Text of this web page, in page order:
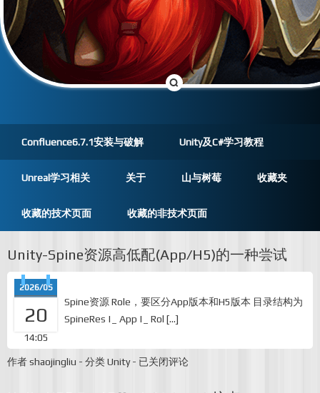
Confluence6.7.1安装与破解 Unity及C#学习教程
Unreal学习相关 关于 山与树莓 收藏夹
收藏的技术页面 收藏的非技术页面
Unity-Spine资源高低配(App/H5)的一种尝试
2026/05
20
14:05
Spine资源 Role，要区分App版本和H5版本 目录结构为
SpineRes |_ App |_ Rol […]
作者shaojingliu - 分类Unity - Unity-
已关闭评论